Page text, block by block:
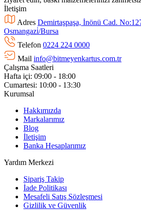
İletişim
Adres Demirtaşpaşa, İnönü Cad.
Osmangazi̇/Bursa
Telefon 0224 224 0000
Mail info@bitmeyenkartus.com.tr
Çalışma Saatleri
Hafta içi: 09:00 - 18:00
Cumartesi: 10:00 - 13:30
Kurumsal
Hakkımızda
Markalarımız
Blog
İletişim
Banka Hesaplarımız
Yardım Merkezi
Sipariş Takip
İade Politikası
Mesafeli Satış Sözleşmesi
Gizlilik ve Güvenlik